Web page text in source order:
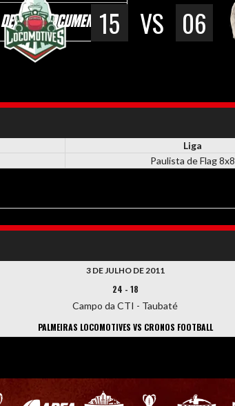
DEMAIS DOCUMENTOS
15 VS 06
Liga
Paulista de Flag 8x8
3 DE JULHO DE 2011
24 - 18
Campo da CTI - Taubaté
PALMEIRAS LOCOMOTIVES VS CRONOS FOOTBALL